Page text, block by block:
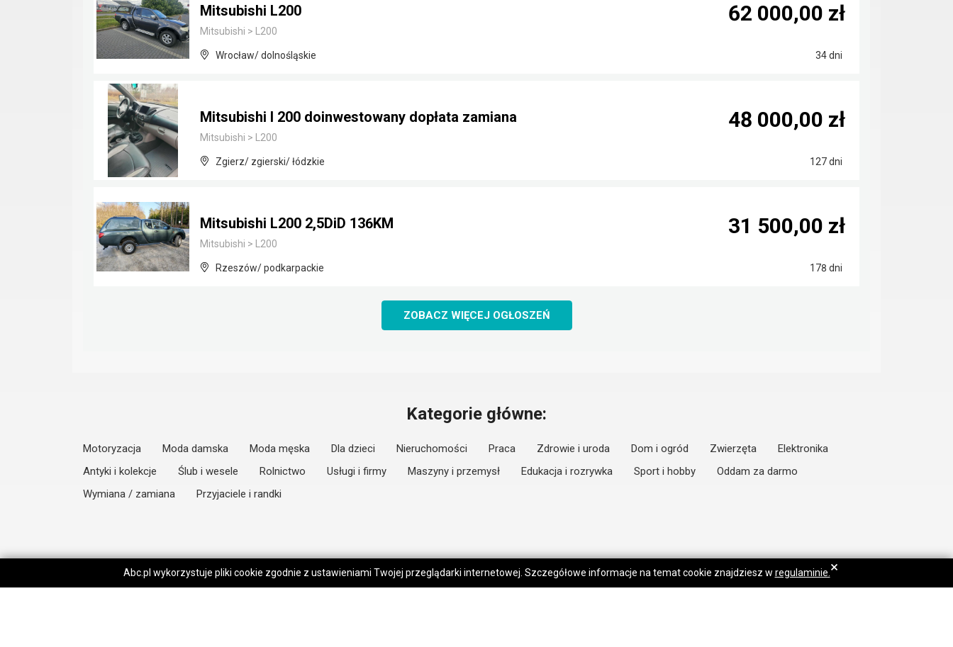
Mitsubishi L200
Mitsubishi > L200
Wrocław/ dolnośląskie 34 dni
62 000,00 zł
Mitsubishi l 200 doinwestowany dopłata zamiana
Mitsubishi > L200
Zgierz/ zgierski/ łódzkie 127 dni
48 000,00 zł
Mitsubishi L200 2,5DiD 136KM
Mitsubishi > L200
Rzeszów/ podkarpackie 178 dni
31 500,00 zł
ZOBACZ WIĘCEJ OGŁOSZEŃ
Kategorie główne:
Motoryzacja Moda damska Moda męska Dla dzieci Nieruchomości Praca Zdrowie i uroda Dom i ogród Zwierzęta
Elektronika
Antyki i kolekcje
Ślub i wesele Rolnictwo Usługi i firmy Maszyny i przemysł Edukacja i rozrywka Sport i hobby
Oddam za darmo
Wymiana / zamiana
Przyjaciele i randki
Abc.pl wykorzystuje pliki cookie zgodnie z ustawieniami Twojej przeglądarki internetowej. Szczegółowe informacje na temat cookie znajdziesz w regulaminie. ×